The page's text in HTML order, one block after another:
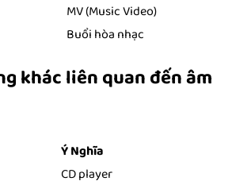
MV (Music Video)
Buổi hòa nhạc
khác liên quan đến âm
Ý Nghĩa
CD player